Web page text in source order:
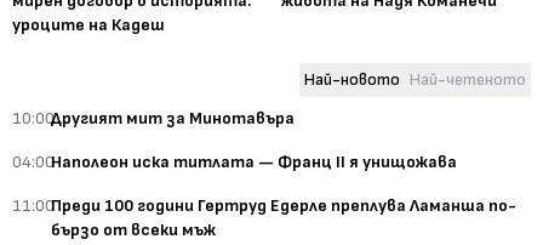
уроците на Кадеш
Най-новото Най-четеното
10:00Другият мит за Минотавъра
04:00Наполеон иска титлата — Франц II я унищожава
11:00Преди 100 години Гертруд Едерле преплува Ламанша по-
бързо от всеки мъж